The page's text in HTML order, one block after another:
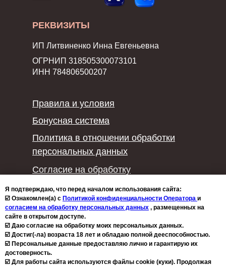
Я подтверждаю, что перед началом использования сайта:
☑️ Ознакомлен(а) с Политикой конфиденциальности Оператора и
согласием на обработку персональных данных , размещенных на
сайте в открытом доступе.
☑️ Даю согласие на обработку моих персональных данных.
☑️ Достиг(-ла) возраста 18 лет и обладаю полной дееспособностью.
☑️ Персональные данные предоставляю лично и гарантирую их
достоверность.
☑️ Для работы сайта используются файлы cookie (куки). Продолжая
РЕКВИЗИТЫ
2026 © Copyright - ministerstvouspeha.ru Любое
Политика в отношении обработки
персональных данных
Политика конфиденциальности
Политика использования файлов
cookie
Согласие на обработку
Правила и условия
Бонусная система
ИП Литвиненко Инна Евгеньевна
ОГРНИП 318505300073101
ИНН 784806500207